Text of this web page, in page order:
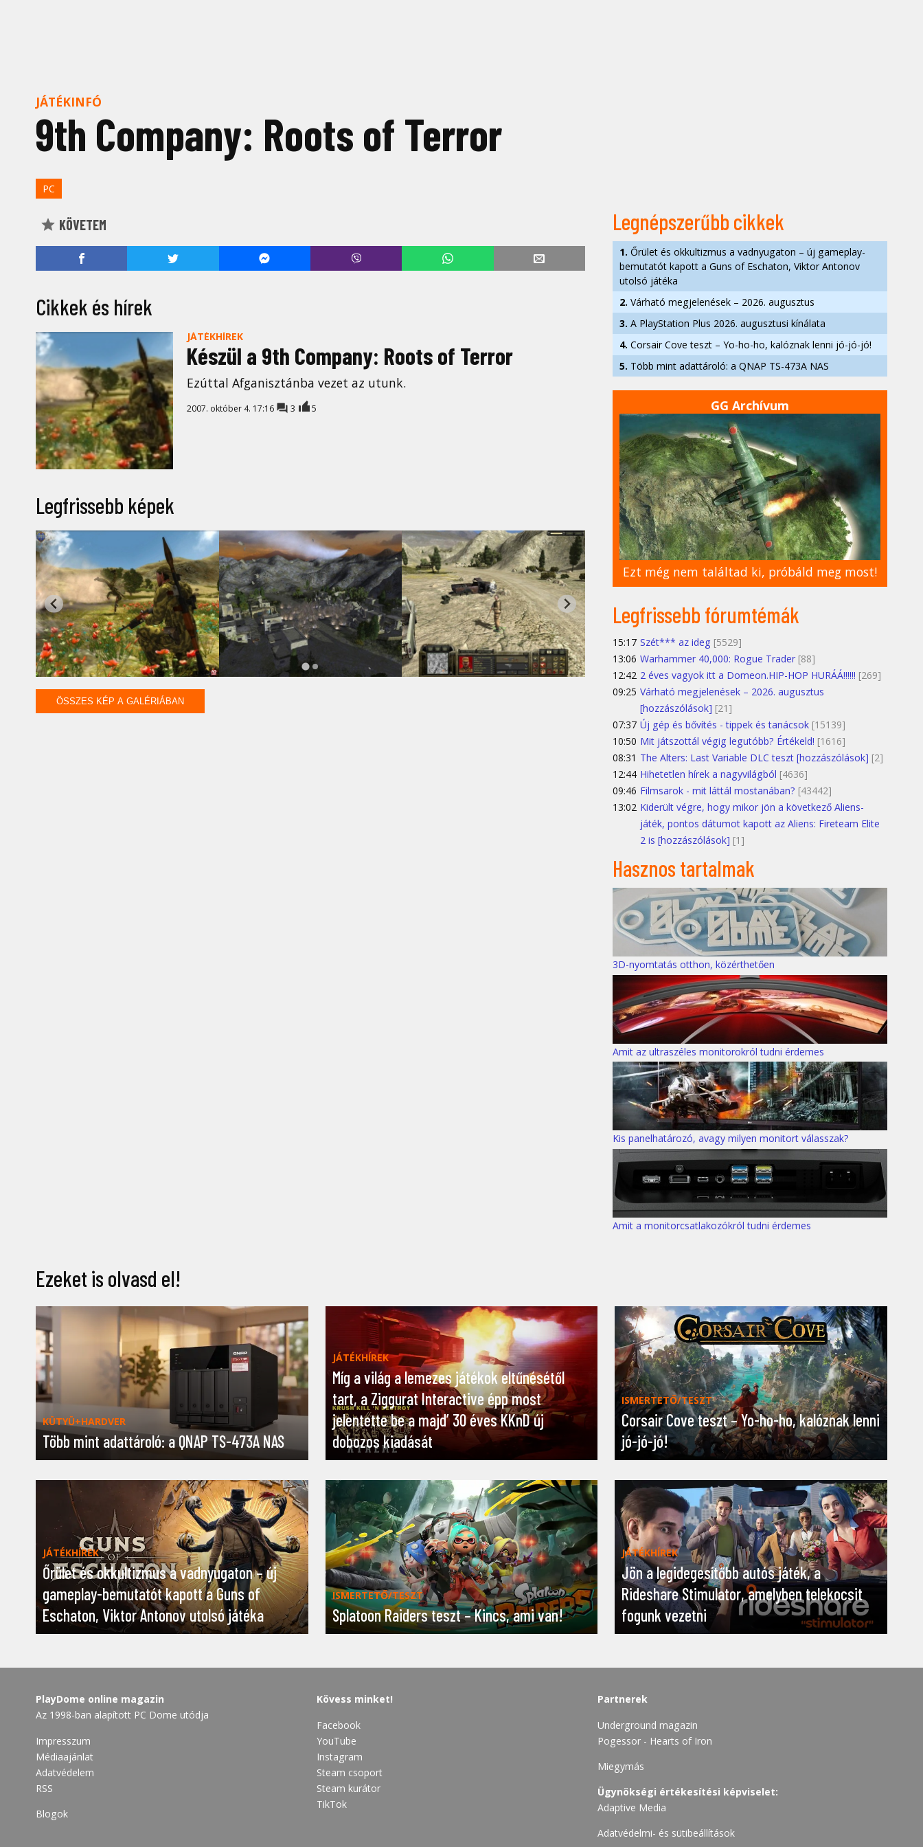
JÁTÉKINFÓ
9th Company: Roots of Terror
PC
KÖVETEM
Cikkek és hírek
JÁTÉKHÍREK
Készül a 9th Company: Roots of Terror
Ezúttal Afganisztánba vezet az utunk.
2007. október 4. 17:16 3 5
Legfrissebb képek
ÖSSZES KÉP A GALÉRIÁBAN
Legnépszerűbb cikkek
1. Őrület és okkultizmus a vadnyugaton – új gameplay-
bemutatót kapott a Guns of Eschaton, Viktor Antonov
utolsó játéka
2. Várható megjelenések – 2026. augusztus
3. A PlayStation Plus 2026. augusztusi kínálata
4. Corsair Cove teszt – Yo-ho-ho, kalóznak lenni jó-jó-jó!
5. Több mint adattároló: a QNAP TS-473A NAS
GG Archívum
Ezt még nem találtad ki, próbáld meg most!
Legfrissebb fórumtémák
15:17 Szét*** az ideg [5529]
13:06 Warhammer 40,000: Rogue Trader [88]
12:42 2 éves vagyok itt a Domeon.HIP-HOP HURÁÁ!!!!!! [269]
09:25 Várható megjelenések – 2026. augusztus
[hozzászólások] [21]
07:37 Új gép és bővítés - tippek és tanácsok [15139]
10:50 Mit játszottál végig legutóbb? Értékeld! [1616]
08:31 The Alters: Last Variable DLC teszt [hozzászólások] [2]
12:44 Hihetetlen hírek a nagyvilágból [4636]
09:46 Filmsarok - mit láttál mostanában? [43442]
13:02 Kiderült végre, hogy mikor jön a következő Aliens-
játék, pontos dátumot kapott az Aliens: Fireteam Elite
2 is [hozzászólások] [1]
Hasznos tartalmak
3D-nyomtatás otthon, közérthetően
Amit az ultraszéles monitorokról tudni érdemes
Kis panelhatározó, avagy milyen monitort válasszak?
Amit a monitorcsatlakozókról tudni érdemes
Ezeket is olvasd el!
KÜTYÜ+HARDVER
Több mint adattároló: a QNAP TS-473A NAS
JÁTÉKHÍREK
Míg a világ a lemezes játékok eltűnésétől
tart, a Ziggurat Interactive épp most
jelentette be a majd’ 30 éves KKnD új
dobozos kiadását
ISMERTETŐ/TESZT
Corsair Cove teszt – Yo-ho-ho, kalóznak lenni
jó-jó-jó!
JÁTÉKHÍREK
Őrület és okkultizmus a vadnyugaton – új
gameplay-bemutatót kapott a Guns of
Eschaton, Viktor Antonov utolsó játéka
ISMERTETŐ/TESZT
Splatoon Raiders teszt – Kincs, ami van!
JÁTÉKHÍREK
Jön a legidegesítőbb autós játék, a
Rideshare Stimulator, amelyben telekocsit
fogunk vezetni
PlayDome online magazin
Az 1998-ban alapított PC Dome utódja
Impresszum
Médiaajánlat
Adatvédelem
RSS
Blogok
Kövess minket!
Facebook
YouTube
Instagram
Steam csoport
Steam kurátor
TikTok
Partnerek
Underground magazin
Pogessor - Hearts of Iron
Miegymás
Ügynökségi értékesítési képviselet:
Adaptive Media
Adatvédelmi- és sütibeállítások